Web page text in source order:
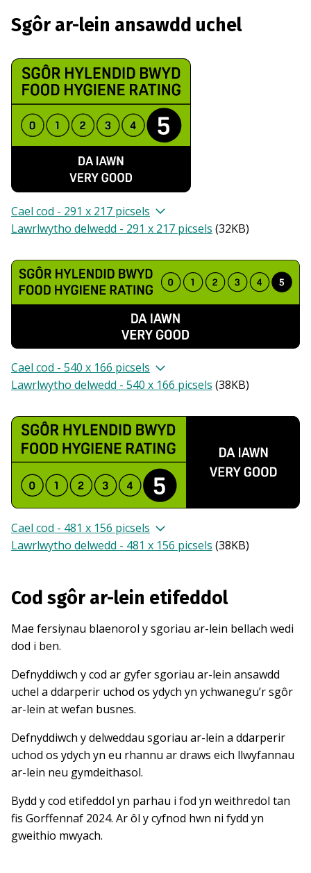
Sgôr ar-lein ansawdd uchel
Cael cod - 291 x 217 picsels
Lawrlwytho delwedd - 291 x 217 picsels (32KB)
Cael cod - 540 x 166 picsels
Lawrlwytho delwedd - 540 x 166 picsels (38KB)
Cael cod - 481 x 156 picsels
Lawrlwytho delwedd - 481 x 156 picsels (38KB)
Cod sgôr ar-lein etifeddol
Mae fersiynau blaenorol y sgoriau ar-lein bellach wedi
dod i ben.
Defnyddiwch y cod ar gyfer sgoriau ar-lein ansawdd
uchel a ddarperir uchod os ydych yn ychwanegu’r sgôr
ar-lein at wefan busnes.
Defnyddiwch y delweddau sgoriau ar-lein a ddarperir
uchod os ydych yn eu rhannu ar draws eich llwyfannau
ar-lein neu gymdeithasol.
Bydd y cod etifeddol yn parhau i fod yn weithredol tan
fis Gorffennaf 2024. Ar ôl y cyfnod hwn ni fydd yn
gweithio mwyach.